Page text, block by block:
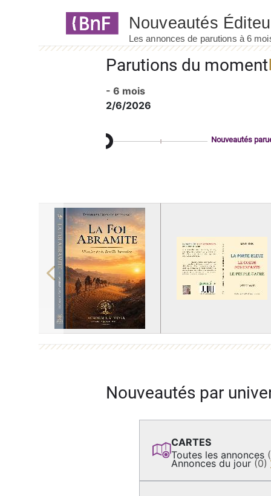
Parutions du moment
- 6 mois
2/6/2026
Nouveautés
Previous
Nouveautés par
CARTES
Toutes les annonces
Annonces du jour (0)